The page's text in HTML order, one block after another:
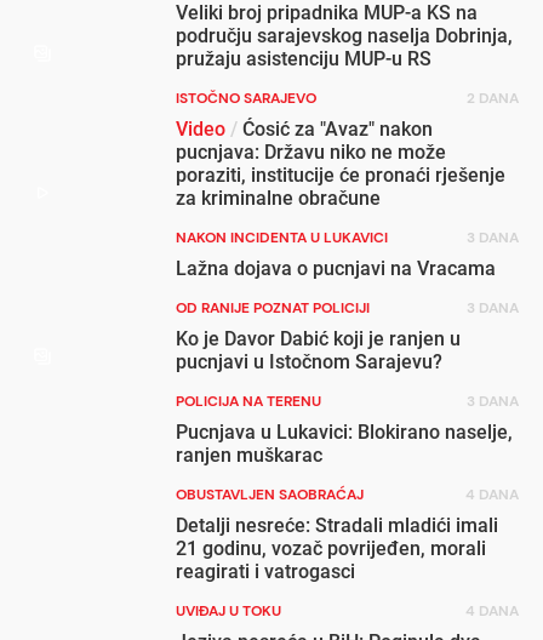
Veliki broj pripadnika MUP-a KS na
području sarajevskog naselja Dobrinja,
pružaju asistenciju MUP-u RS
ISTOČNO SARAJEVO 2 DANA
Video / Ćosić za "Avaz" nakon
pucnjava: Državu niko ne može
poraziti, institucije će pronaći rješenje
za kriminalne obračune
NAKON INCIDENTA U LUKAVICI 3 DANA
Lažna dojava o pucnjavi na Vracama
OD RANIJE POZNAT POLICIJI 3 DANA
Ko je Davor Dabić koji je ranjen u
pucnjavi u Istočnom Sarajevu?
POLICIJA NA TERENU 3 DANA
Pucnjava u Lukavici: Blokirano naselje,
ranjen muškarac
OBUSTAVLJEN SAOBRAĆAJ 4 DANA
Detalji nesreće: Stradali mladići imali
21 godinu, vozač povrijeđen, morali
reagirati i vatrogasci
UVIĐAJ U TOKU 4 DANA